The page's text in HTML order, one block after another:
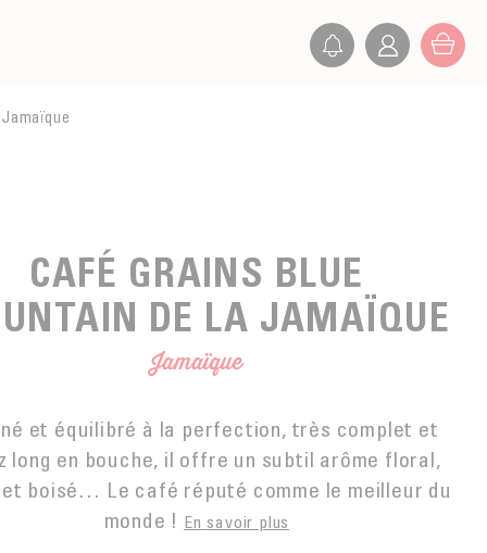
CAFÉ GRAINS BLUE
DE LA JAMAÏQUE
Jamaïque
et équilibré à la perfection, très complet et
long en bouche, il offre un subtil arôme floral,
boisé… Le café réputé comme le meilleur du
monde ! En savoir plus